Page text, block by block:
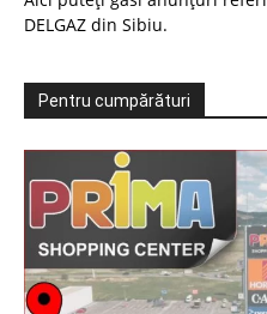
DELGAZ din Sibiu.
Pentru cumpărături